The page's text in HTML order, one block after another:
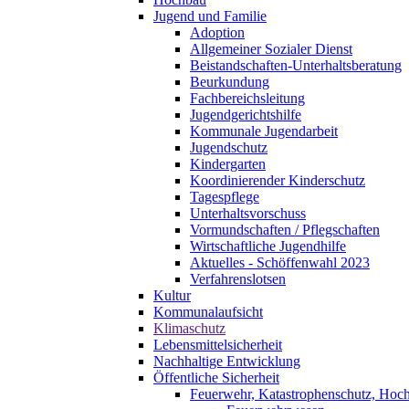
Jugend und Familie
Adoption
Allgemeiner Sozialer Dienst
Beistandschaften-Unterhaltsberatung
Beurkundung
Fachbereichsleitung
Jugendgerichtshilfe
Kommunale Jugendarbeit
Jugendschutz
Kindergarten
Koordinierender Kinderschutz
Tagespflege
Unterhaltsvorschuss
Vormundschaften / Pflegschaften
Wirtschaftliche Jugendhilfe
Aktuelles - Schöffenwahl 2023
Verfahrenslotsen
Kultur
Kommunalaufsicht
Klimaschutz
Lebensmittelsicherheit
Nachhaltige Entwicklung
Öffentliche Sicherheit
Feuerwehr, Katastrophenschutz,